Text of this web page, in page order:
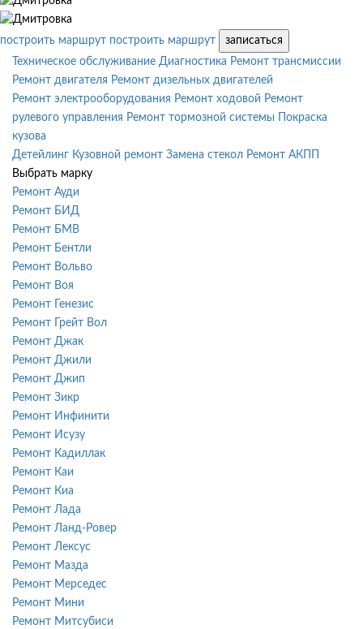
построить маршрут построить маршрут
записаться
Техническое обслуживание Диагностика Ремонт трансмиссии
Ремонт двигателя Ремонт дизельных двигателей
Ремонт электрооборудования Ремонт ходовой Ремонт
рулевого управления Ремонт тормозной системы
Покраска
кузова
Детейлинг Кузовной ремонт Замена стекол Ремонт АКПП
Выбрать марку
Ремонт Ауди
Ремонт БИД
Ремонт БМВ
Ремонт Бентли
Ремонт Вольво
Ремонт Воя
Ремонт Генезис
Ремонт Грейт Вол
Ремонт Джак
Ремонт Джили
Ремонт Джип
Ремонт Зикр
Ремонт Инфинити
Ремонт Исузу
Ремонт Кадиллак
Ремонт Каи
Ремонт Киа
Ремонт Лада
Ремонт Ланд-Ровер
Ремонт Лексус
Ремонт Мазда
Ремонт Мерседес
Ремонт Мини
Ремонт Митсубиси